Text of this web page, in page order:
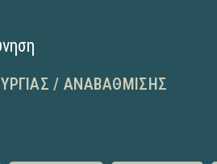
/ ΑΝΑΒΆΘΜΙΣΗΣ